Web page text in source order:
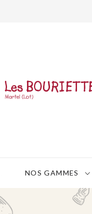
NOS GAMMES